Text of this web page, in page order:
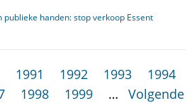
publieke handen: stop verkoop Essent
1991 1992 1993
1994
1998 1999 …
Volgende